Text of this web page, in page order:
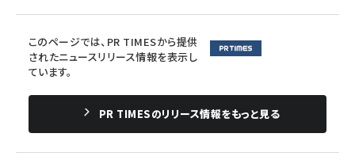
このページでは、PR TIMESから提供
されたニュースリリース情報を表示し
ています。
PR TIMESのリリース情報をもっと見る